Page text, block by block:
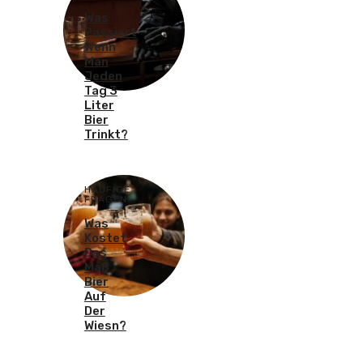
Was
Passiert
Wenn
Man
Jeden
Tag 3
Liter
Bier
Trinkt?
HÄUFIGE
FRAGEN
Was
Kostet
Das
Maß
Bier
Auf
Der
Wiesn?